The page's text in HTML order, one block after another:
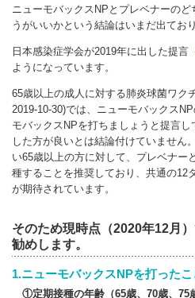
ニューモバックスNPとプレベナーの
うがいいかという結論はいまだ出てお
日本感染症学会が2019年に出した提言
ようになっています。
65歳以上の成人に対する肺炎球菌ワク
2019-10-30)では、ニューモバックス
モバックスNPを打ちましょうと提言
した方が良いとは結論付けていません
い65歳以上の方に対して、プレベナー
種することを推奨しており、共通の12
が期待されています。
そのため現時点（2020年12月
勧めします。
1.ニューモバックスNPを打った
①定期接種の年齢（65歳、70歳、75